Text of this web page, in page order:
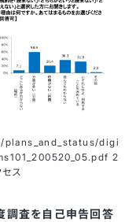
digi
2
ス
調査を自己申告回答